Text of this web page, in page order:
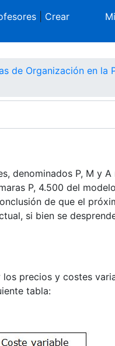
| Crear
de Organización en la
denominados P, M y
P, 4.500 del
de que el
si bien se
precios y costes
tabla: